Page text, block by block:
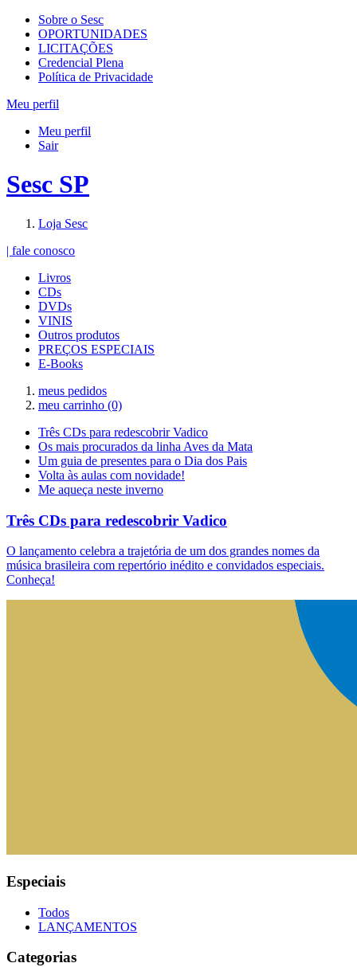
Sobre o Sesc
OPORTUNIDADES
LICITAÇÕES
Credencial Plena
Política de Privacidade
Meu perfil
Meu perfil
Sair
Sesc SP
Loja Sesc
| fale conosco
Livros
CDs
DVDs
VINIS
Outros produtos
PREÇOS ESPECIAIS
E-Books
meus pedidos
meu carrinho (0)
Três CDs para redescobrir Vadico
Os mais procurados da linha Aves da Mata
Um guia de presentes para o Dia dos Pais
Volta às aulas com novidade!
Me aqueça neste inverno
Três CDs para redescobrir Vadico
O lançamento celebra a trajetória de um dos grandes nomes da
música brasileira com repertório inédito e convidados especiais.
Conheça!
Especiais
Todos
LANÇAMENTOS
Categorias